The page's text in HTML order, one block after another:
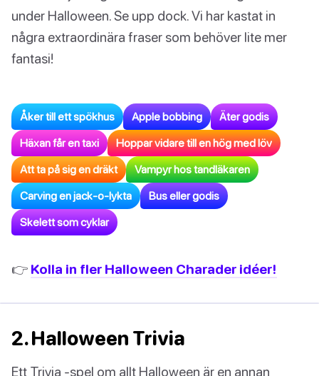
under Halloween. Se upp dock. Vi har kastat in
några extraordinära fraser som behöver lite mer
fantasi!
Åker till ett spökhus Apple bobbing Äter godis
Häxan får en taxi Hoppar vidare till en hög med löv
Att ta på sig en dräkt Vampyr hos tandläkaren
Carving en jack-o-lykta Bus eller godis
Skelett som cyklar
👉 Kolla in fler Halloween Charader idéer!
2. Halloween Trivia
Ett Trivia -spel om allt Halloween är en annan